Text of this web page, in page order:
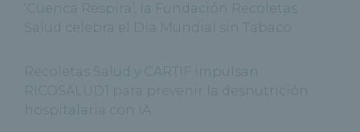
‘Cuenca Respira’, la Fundación Recoletas
Salud celebra el Día Mundial sin Tabaco
Recoletas Salud y CARTIF impulsan
RICOSALUD1 para prevenir la desnutrición
hospitalaria con IA